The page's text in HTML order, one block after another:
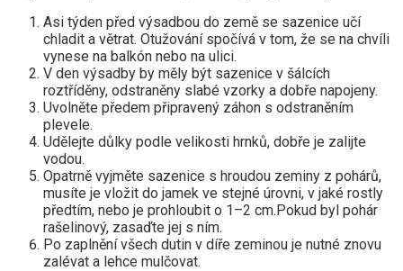
Asi týden před výsadbou do země se sazenice učí
chladit a větrat. Otužování spočívá v tom, že se na chvíli
vynese na balkón nebo na ulici.
V den výsadby by měly být sazenice v šálcích
roztříděny, odstraněny slabé vzorky a dobře napojeny.
Uvolněte předem připravený záhon s odstraněním
plevele.
Udělejte důlky podle velikosti hrnků, dobře je zalijte
vodou.
Opatrně vyjměte sazenice s hroudou zeminy z pohárů,
musíte je vložit do jamek ve stejné úrovni, v jaké rostly
předtím, nebo je prohloubit o 1–2 cm.Pokud byl pohár
rašelinový, zasaďte jej s ním.
Po zaplnění všech dutin v díře zeminou je nutné znovu
zalévat a lehce mulčovat.